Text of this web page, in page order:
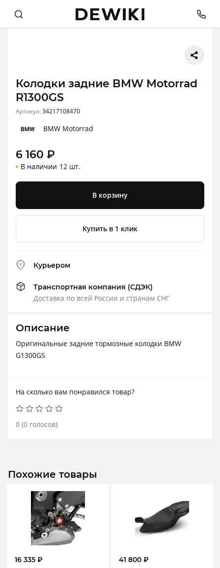
Колодки задние BMW Motorrad
R1300GS
Артикул:34217108470
BMW Motorrad
6 160 ₽
В наличии 12 шт.
В корзину
Купить в 1 клик
Курьером
Транспортная компания (СДЭК)
Доставка по всей России и странам СНГ
Описание
Оригинальные задние тормозные колодки BMW
G1300GS
На сколько вам понравился товар?
0 (0 голосов)
Похожие товары
16 335 ₽ 41 800 ₽